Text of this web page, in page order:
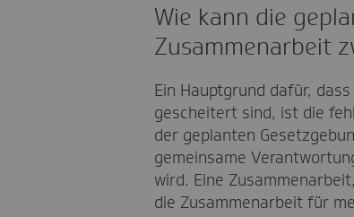
Wie kann die
Zusammenarbeit
Ein Hauptgrund dafür,
gescheitert sind, ist die
der geplanten
gemeinsame
wird. Eine
die Zusammenarbeit für